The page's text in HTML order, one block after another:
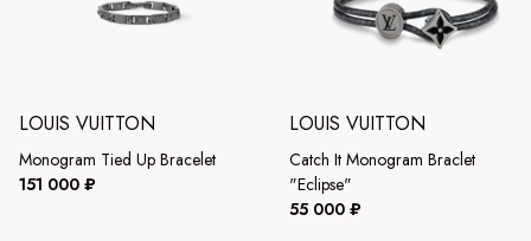
LOUIS VUITTON
Monogram Tied Up Bracelet
151 000 ₽
LOUIS VUITTON
Catch It Monogram Braclet
"Eclipse"
55 000 ₽